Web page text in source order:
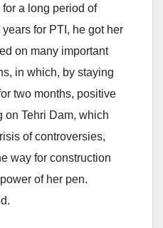
a long period of
for PTI, he got her
on many important
in which, by staying
two months, positive
on Tehri Dam, which
of controversies,
way for construction
of her pen.